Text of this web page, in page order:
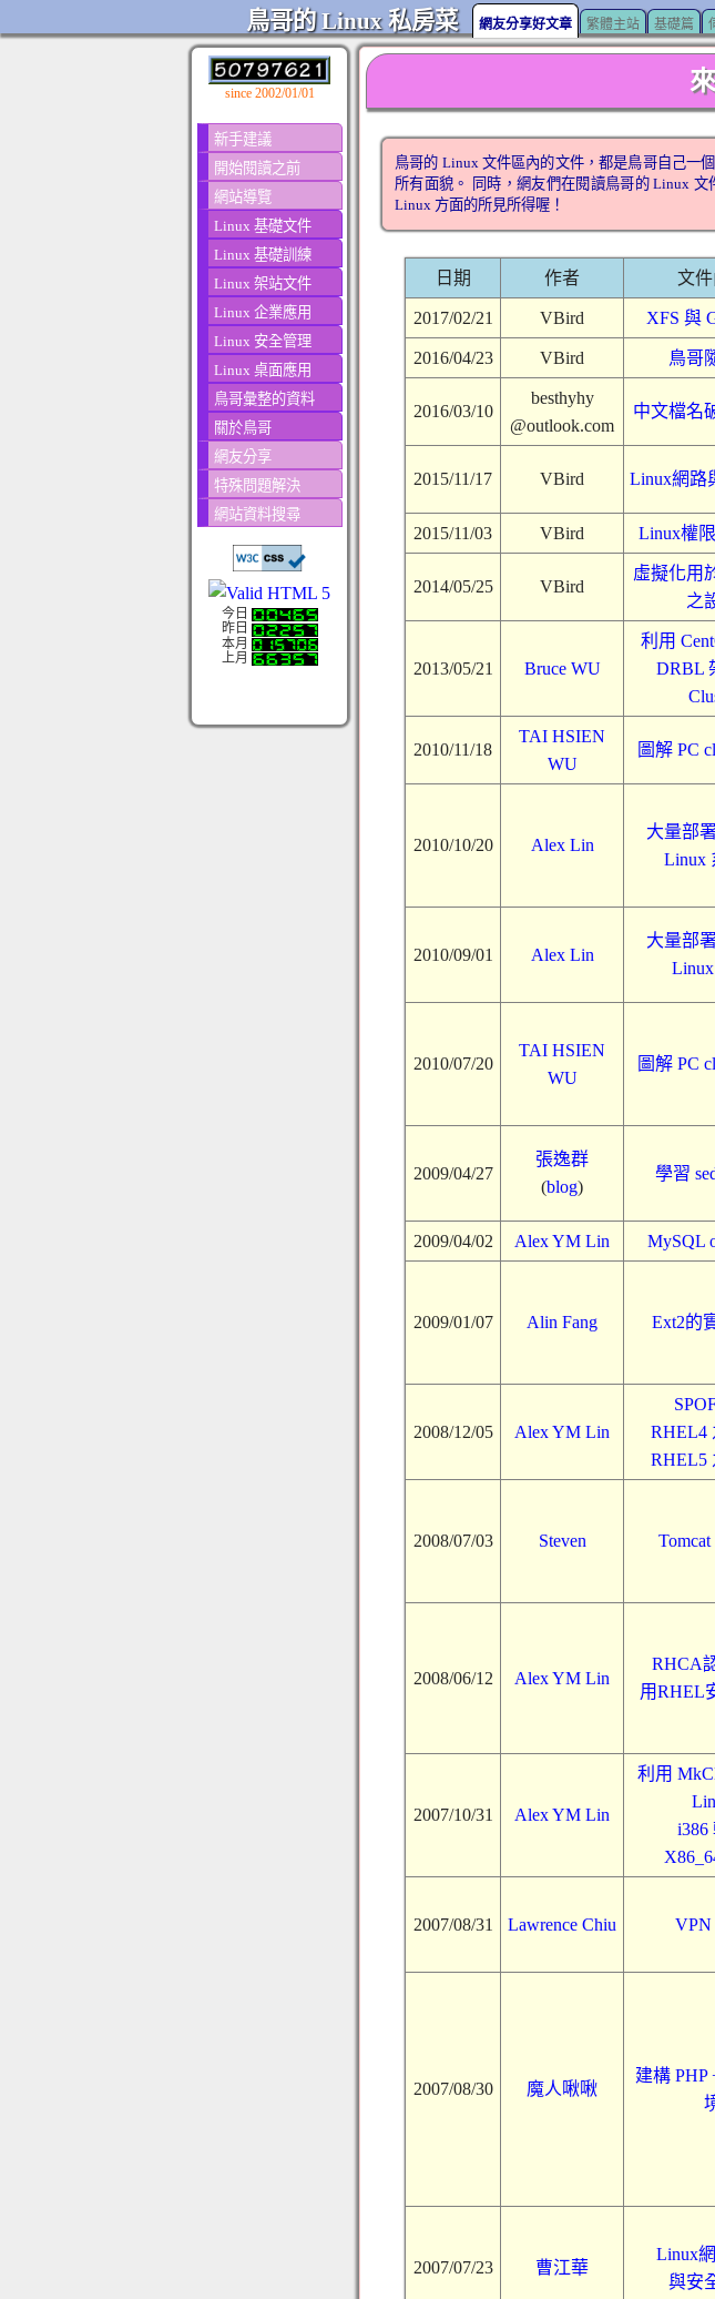
鳥哥的 Linux 私房菜 網友分享好文章 繁體主站 基礎篇
since 2002/01/01
新手建議
開始閱讀之前
網站導覽
Linux 基礎文件
Linux 基礎訓練
Linux 架站文件
Linux 企業應用
Linux 安全管理
Linux 桌面應用
鳥哥彙整的資料
關於鳥哥
網友分享
特殊問題解決
網站資料搜尋
今日
昨日
本月
上月
鳥哥的 Linux 文件區內的文件，都是鳥哥自己一
所有面貌。 同時，網友們在閱讀鳥哥的 Linux
Linux 方面的所見所得喔！
日期 作者 文
2017/02/21 VBird XFS 與
2016/04/23 VBird 鳥哥
2016/03/10
besthyhy
@outlook.com
中文檔名
2015/11/17 VBird Linux網路
2015/11/03 VBird Linux權
2014/05/25 VBird
虛擬化用
之
2013/05/21 Bruce WU
利用
DRBL
2010/11/18
TAI HSIEN
WU
圖解 PC
2010/10/20 Alex Lin
大量部
Linux
2010/09/01 Alex Lin
大量部
2010/07/20
TAI HSIEN
WU
圖解 PC
2009/04/27
張逸群
(blog)
學習
2009/04/02 Alex YM Lin MySQL
2009/01/07 Alin Fang Ext2的
2008/12/05 Alex YM Lin
RHEL4
RHEL5
2008/07/03 Steven
2008/06/12 Alex YM Lin
RHCA
用RHEL
2007/10/31 Alex YM Lin
利用
i386
2007/08/31 Lawrence Chiu VPN
2007/08/30 魔人啾啾
建構 PHP
2007/07/23 曹江華
Linux
與安